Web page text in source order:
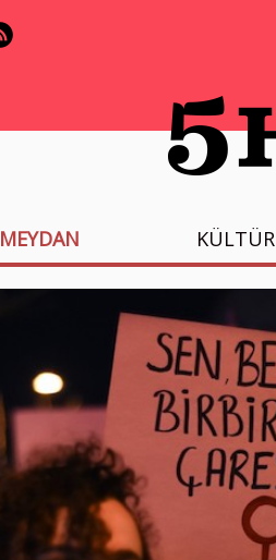
MEYDAN KÜLTÜR